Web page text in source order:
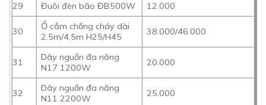
29 Đuôi đèn bão ĐB500W 12.000
30
Ổ cắm chống cháy dài
2.5m/4.5m H25/H45
38.000/46.000
31
Dây nguồn đa năng
N17 1200W
20.000
32
Dây nguồn đa năng
N11 2200W
25.000